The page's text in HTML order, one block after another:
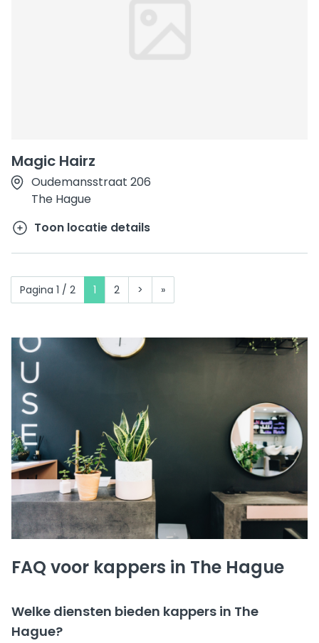
Magic Hairz
Oudemansstraat 206
The Hague
Toon locatie details
Pagina 1 / 2 1 2 > »
FAQ voor kappers in The Hague
Welke diensten bieden kappers in The
Hague?